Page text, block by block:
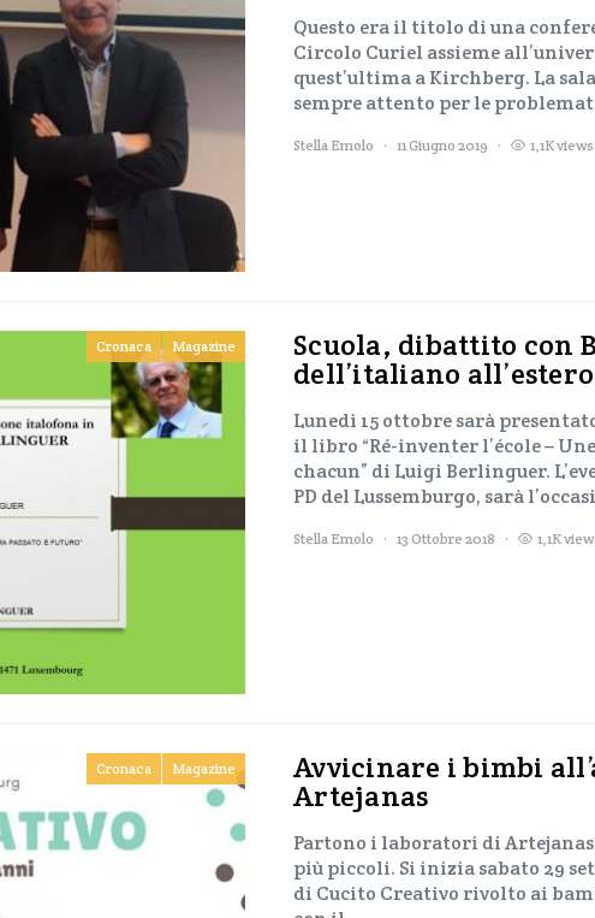
Questo era il titolo di una
Circolo Curiel assieme
quest’ultima a Kirchberg. La
sempre attento per le
Stella Emolo 11 Giugno 2019 1,1K views
Cronaca Magazine Scuola, dibattito con
dell’italiano all’estero
Lunedì 15 ottobre sarà
il libro “Ré-inventer l’école –
chacun” di Luigi Berlinguer.
PD del Lussemburgo, sarà
Stella Emolo 13 Ottobre 2018 1,1K
Cronaca Magazine Avvicinare i bimbi
Artejanas
Partono i laboratori di
più piccoli. Si inizia sabato 29
di Cucito Creativo rivolto ai